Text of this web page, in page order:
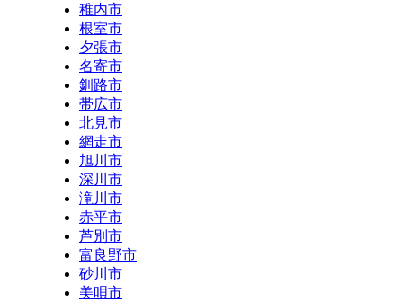
稚内市
根室市
夕張市
名寄市
釧路市
帯広市
北見市
網走市
旭川市
深川市
滝川市
赤平市
芦別市
富良野市
砂川市
美唄市